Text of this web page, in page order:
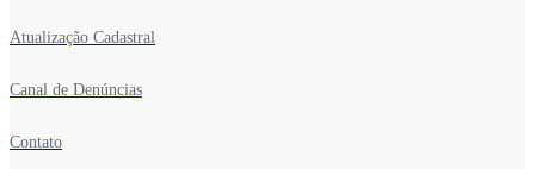
Atualização Cadastral
Canal de Denúncias
Contato